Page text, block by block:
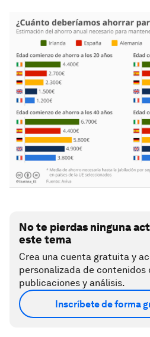
No te pierdas ninguna
este tema
Crea una cuenta gratuita y
personalizada de
publicaciones y análisis.
Inscríbete de forma